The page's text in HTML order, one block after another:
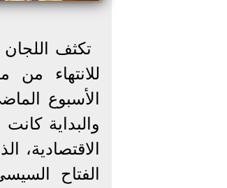
تكثف اللجان
للانتهاء
الأسبوع
والبداية
الاقتصادية،
الفتاح